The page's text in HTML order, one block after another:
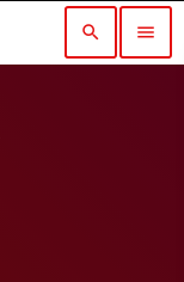
search menu